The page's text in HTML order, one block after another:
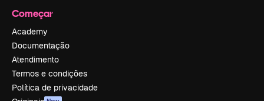
Começar
Academy
Documentação
Atendimento
Termos e condições
Política de privacidade